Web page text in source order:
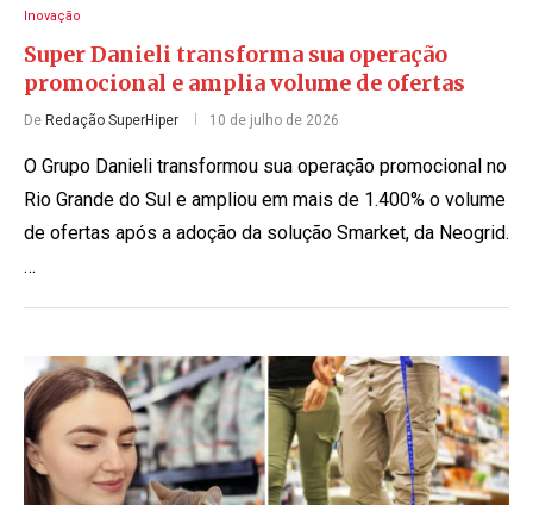
Inovação
Super Danieli transforma sua operação
promocional e amplia volume de ofertas
De Redação SuperHiper 10 de julho de 2026
O Grupo Danieli transformou sua operação promocional no
Rio Grande do Sul e ampliou em mais de 1.400% o volume
de ofertas após a adoção da solução Smarket, da Neogrid.
…